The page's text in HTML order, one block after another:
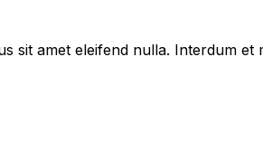
sit amet eleifend nulla. Interdum et